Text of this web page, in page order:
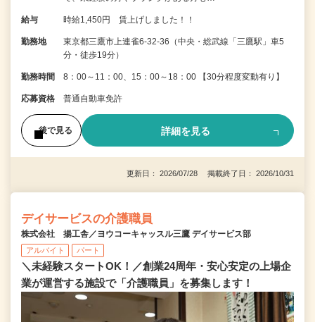
給与 時給1,450円 賃上げしました！！
勤務地
東京都三鷹市上連雀6-32-36（中央・総武線「三鷹駅」車5
分・徒歩19分）
勤務時間 8：00～11：00、15：00～18：00 【30分程度変動有り】
応募資格 普通自動車免許
後で見る 詳細を見る
更新日： 2026/07/28 掲載終了日： 2026/10/31
デイサービスの介護職員
株式会社 揚工舎／ヨウコーキャッスル三鷹 デイサービス部
アルバイト パート
＼未経験スタートOK！／創業24周年・安心安定の上場企
業が運営する施設で「介護職員」を募集します！